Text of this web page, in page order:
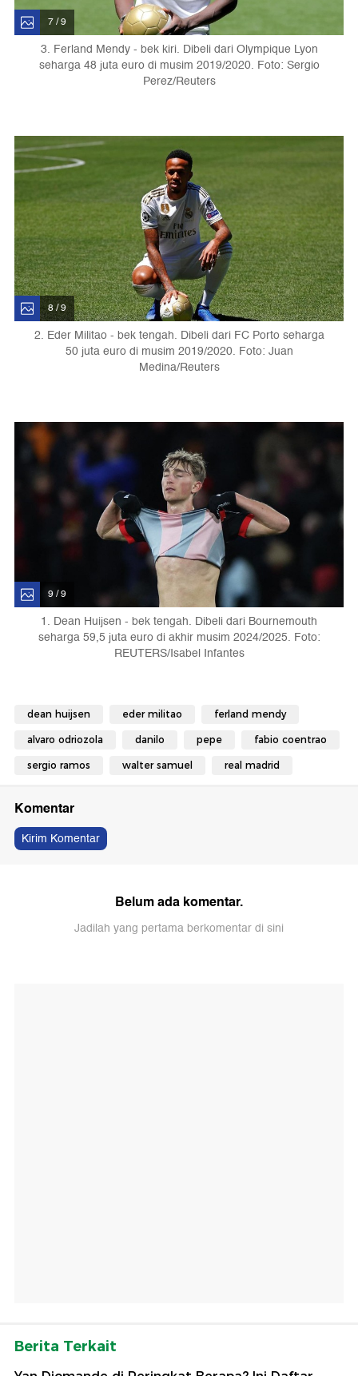
7 / 9
3. Ferland Mendy - bek kiri. Dibeli dari Olympique Lyon
seharga 48 juta euro di musim 2019/2020. Foto: Sergio
Perez/Reuters
8 / 9
2. Eder Militao - bek tengah. Dibeli dari FC Porto seharga
50 juta euro di musim 2019/2020. Foto: Juan
Medina/Reuters
9 / 9
1. Dean Huijsen - bek tengah. Dibeli dari Bournemouth
seharga 59,5 juta euro di akhir musim 2024/2025. Foto:
REUTERS/Isabel Infantes
dean huijsen eder militao ferland mendy
alvaro odriozola danilo pepe fabio coentrao
sergio ramos walter samuel real madrid
Komentar
Kirim Komentar
Belum ada komentar.
Jadilah yang pertama berkomentar di sini
Berita Terkait